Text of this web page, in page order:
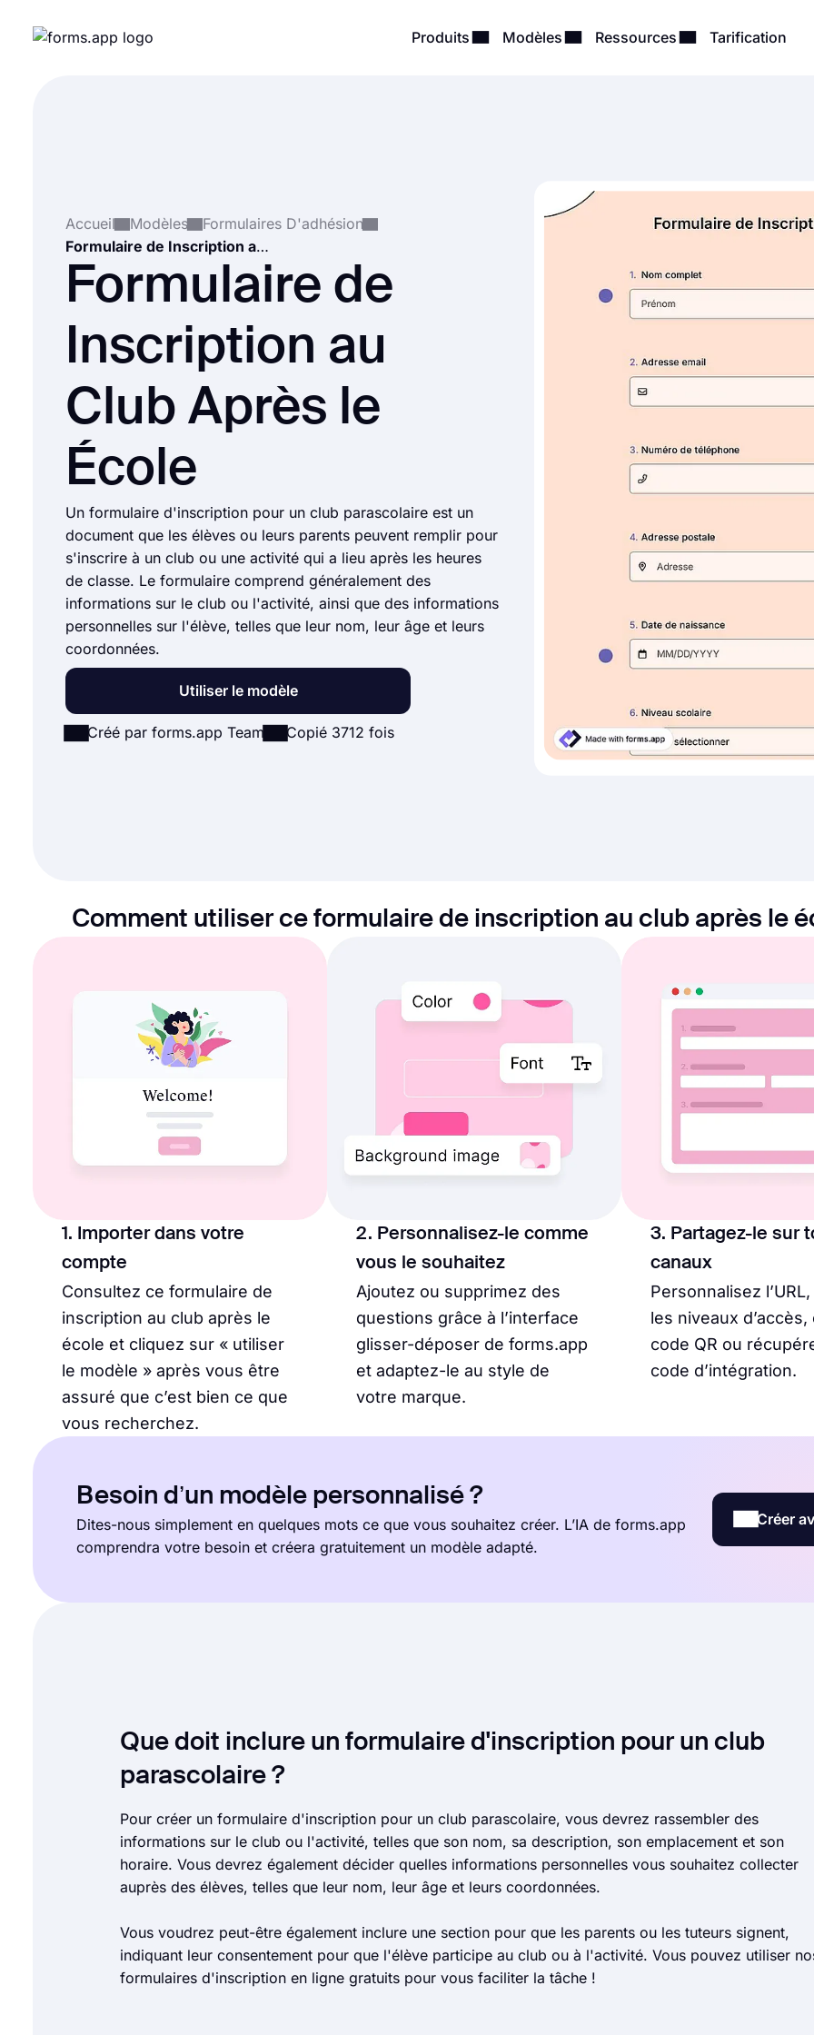
Produits Modèles Ressources Tarification
Accueil Modèles
Formulaires D'adhésion
Formulaire de Inscription au Club Après le École
Formulaire de
Inscription au
Club Après le
École
Un formulaire d'inscription pour un club parascolaire est un
document que les élèves ou leurs parents peuvent remplir pour
s'inscrire à un club ou une activité qui a lieu après les heures
de classe. Le formulaire comprend généralement des
informations sur le club ou l'activité, ainsi que des informations
personnelles sur l'élève, telles que leur nom, leur âge et leurs
coordonnées.
Utiliser le modèle
Créé par forms.app Team Copié 3712 fois
Comment utiliser ce formulaire de inscription au club après le
1. Importer dans votre
compte
Consultez ce formulaire de
inscription au club après le
école et cliquez sur « utiliser
le modèle » après vous être
assuré que c’est bien ce que
vous recherchez.
2. Personnalisez-le comme
vous le souhaitez
Ajoutez ou supprimez des
questions grâce à l’interface
glisser-déposer de forms.app
et adaptez-le au style de
votre marque.
3. Partagez-le sur
canaux
Personnalisez
les niveaux
code QR ou
code d’intégration.
Besoin d’un modèle personnalisé ?
Dites-nous simplement en quelques mots ce que vous souhaitez créer. L’IA de forms.app
comprendra votre besoin et créera gratuitement un modèle adapté.
Créer
Que doit inclure un formulaire d'inscription pour un club
parascolaire ?
Pour créer un formulaire d'inscription pour un club parascolaire, vous devrez rassembler des
informations sur le club ou l'activité, telles que son nom, sa description, son emplacement et son
horaire. Vous devrez également décider quelles informations personnelles vous souhaitez collecter
auprès des élèves, telles que leur nom, leur âge et leurs coordonnées.
Vous voudrez peut-être également inclure une section pour que les parents ou les tuteurs signent,
indiquant leur consentement pour que l'élève participe au club ou à l'activité. Vous pouvez utiliser
formulaires d'inscription en ligne gratuits pour vous faciliter la tâche !